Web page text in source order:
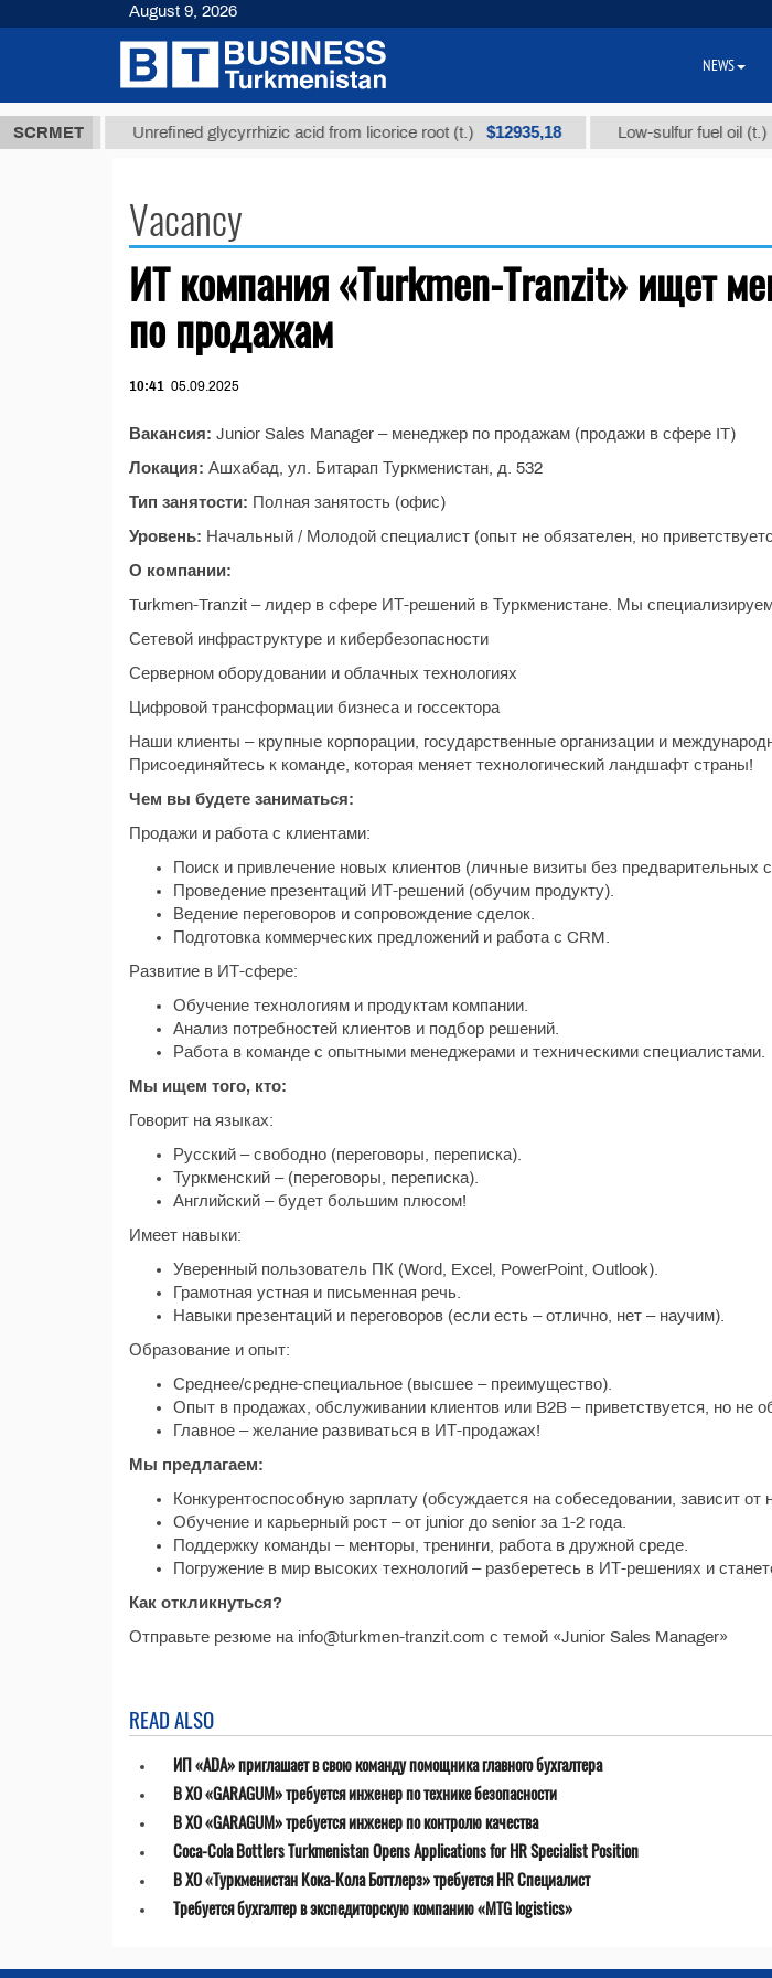
SCRMET
ТМТ Unrefined glycyrrhizic acid from licorice root (t.) $12935,18 Low-sulfur fuel oil (t.)
Vacancy
ИТ компания «Turkmen-Tranzit» ищет
по продажам
10:41 05.09.2025
Вакансия: Junior Sales Manager – менеджер по продажам (продажи в сфере IT)
Локация: Ашхабад, ул. Битарап Туркменистан, д. 532
Тип занятости: Полная занятость (офис)
Уровень: Начальный / Молодой специалист (опыт не обязателен, но
О компании:
Turkmen-Tranzit – лидер в сфере ИТ-решений в Туркменистане. Мы
Сетевой инфраструктуре и кибербезопасности
Серверном оборудовании и облачных технологиях
Цифровой трансформации бизнеса и госсектора
Наши клиенты – крупные корпорации, государственные организации и
Присоединяйтесь к команде, которая меняет технологический ландшафт страны!
Чем вы будете заниматься:
Продажи и работа с клиентами:
Поиск и привлечение новых клиентов (личные визиты без предварительных
Проведение презентаций ИТ-решений (обучим продукту).
Ведение переговоров и сопровождение сделок.
Подготовка коммерческих предложений и работа с CRM.
Развитие в ИТ-сфере:
Обучение технологиям и продуктам компании.
Анализ потребностей клиентов и подбор решений.
Работа в команде с опытными менеджерами и техническими специалистами.
Мы ищем того, кто:
Говорит на языках:
Русский – свободно (переговоры, переписка).
Туркменский – (переговоры, переписка).
Английский – будет большим плюсом!
Имеет навыки:
Уверенный пользователь ПК (Word, Excel, PowerPoint, Outlook).
Грамотная устная и письменная речь.
Навыки презентаций и переговоров (если есть – отлично, нет – научим).
Образование и опыт:
Среднее/средне-специальное (высшее – преимущество).
Опыт в продажах, обслуживании клиентов или B2B – приветствуется, но не
Главное – желание развиваться в ИТ-продажах!
Мы предлагаем:
Конкурентоспособную зарплату (обсуждается на собеседовании, зависит от
Обучение и карьерный рост – от junior до senior за 1-2 года.
Поддержку команды – менторы, тренинги, работа в дружной среде.
Погружение в мир высоких технологий – разберетесь в ИТ-решениях и
Как откликнуться?
Отправьте резюме на info@turkmen-tranzit.com с темой «Junior Sales Manager»
READ ALSO
ИП «ADA» приглашает в свою команду помощника главного бухгалтера
В ХО «GARAGUM» требуется инженер по технике безопасности
В ХО «GARAGUM» требуется инженер по контролю качества
Coca-Cola Bottlers Turkmenistan Opens Applications for HR Specialist Position
В ХО «Туркменистан Кока-Кола Боттлерз» требуется HR Специалист
Требуется бухгалтер в экспедиторскую компанию «MTG logistics»
August 9, 2026
NEWS